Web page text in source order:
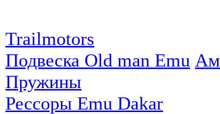
Trailmotors
Подвеска Old man Emu
Пружины
Рессоры Emu Dakar